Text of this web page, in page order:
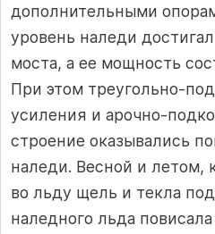
дополнительными
уровень наледи
моста, а ее мощность
При этом треугольно-
усиления и арочно-
строение оказывались
наледи. Весной и летом,
во льду щель и текла
наледного льда